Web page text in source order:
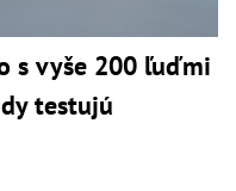
s vyše 200 ľuďmi
testujú